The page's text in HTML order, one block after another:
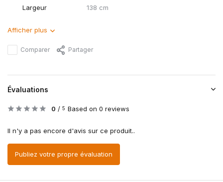
Largeur 138 cm
Afficher plus
Comparer Partager
Évaluations
0 / 5 Based on 0 reviews
Il n'y a pas encore d'avis sur ce produit..
Publiez votre propre évaluation